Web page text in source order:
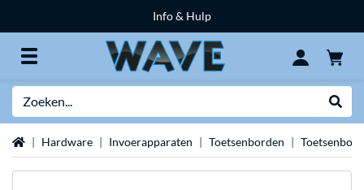
Info & Hulp
Home Hardware Invoerapparaten Toetsenborden